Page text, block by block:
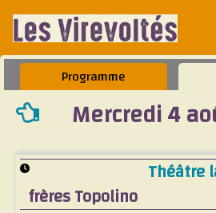
Programme
Mercredi 4
Théâtre
frères Topolino